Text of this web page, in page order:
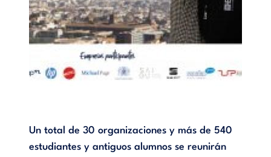
Un total de 30 organizaciones y más de 540
estudiantes y antiguos alumnos se reunirán